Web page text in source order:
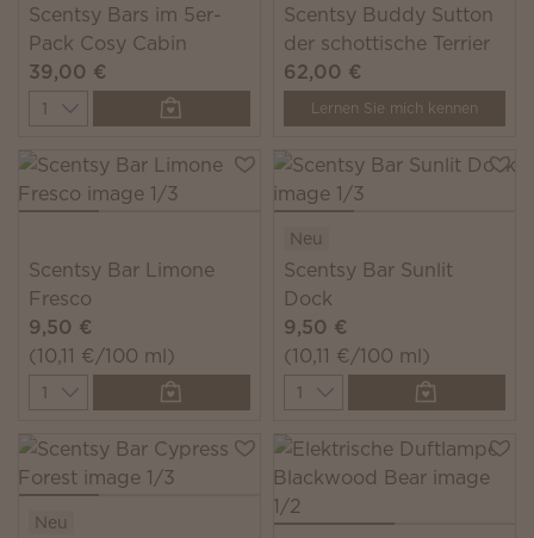
Scentsy Bars im 5er-
Pack Cosy Cabin
39,00 €
Quantity
Scentsy Buddy Sutton
der schottische Terrier
62,00 €
Lernen Sie mich kennen
Scentsy Bar Limone
Fresco
9,50 €
(10,11 €/100 ml)
Quantity
Neu
Scentsy Bar Sunlit
Dock
9,50 €
(10,11 €/100 ml)
Quantity
Neu